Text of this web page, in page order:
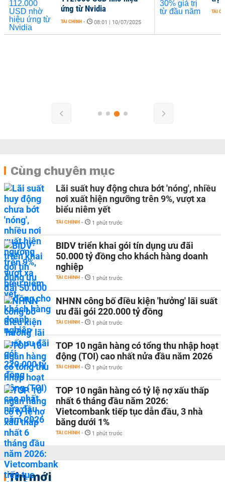
TÀI
ứng từ Nvidia
TÀI CHÍNH - 08:01 | 10/07/2025
Cùng chuyên mục
Lãi suất huy động chưa bớt 'nóng', nhiều
nơi xuất hiện ngưỡng trên 9%, vượt xa
biểu niêm yết
TÀI CHÍNH - 1 phút trước
BIDV triển khai gói tín dụng ưu đãi
50.000 tỷ đồng cho khách hàng doanh
nghiệp
TÀI CHÍNH - 1 phút trước
NHNN công bố điều kiện 'hưởng' lãi suất
ưu đãi gói 220.000 tỷ đồng
TÀI CHÍNH - 1 phút trước
TOP 10 ngân hàng có tổng thu nhập hoạt
động (TOI) cao nhất nửa đầu năm 2026
TÀI CHÍNH - 1 phút trước
TOP 10 ngân hàng có tỷ lệ nợ xấu thấp
nhất 6 tháng đầu năm 2026:
Vietcombank tiếp tục dẫn đầu, 3 nhà
băng dưới 1%
TÀI CHÍNH - 1 phút trước
Tin mới